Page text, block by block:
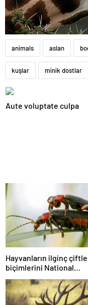
animals aslan
kuşlar minik dostlar
Aute voluptate culpa
Hayvanların ilginç
biçimlerini National
Geographic